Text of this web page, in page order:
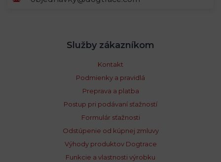
Služby zákazníkom
Kontakt
Podmienky a pravidlá
Preprava a platba
Postup pri podávaní sťažností
Formulár sťažnosti
Odstúpenie od kúpnej zmluvy
Výhody produktov Dogtrace
Funkcie a vlastnosti výrobku